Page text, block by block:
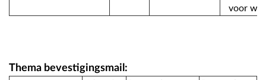
voor wit)
Thema bevestigingsmail: